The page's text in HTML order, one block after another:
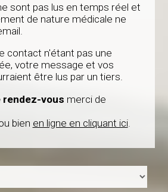
sont pas lus en temps réel et
de nature médicale ne
contact n'étant pas une
votre message et vos
être lus par un tiers.
rendez-vous merci de
bien en ligne en cliquant ici.